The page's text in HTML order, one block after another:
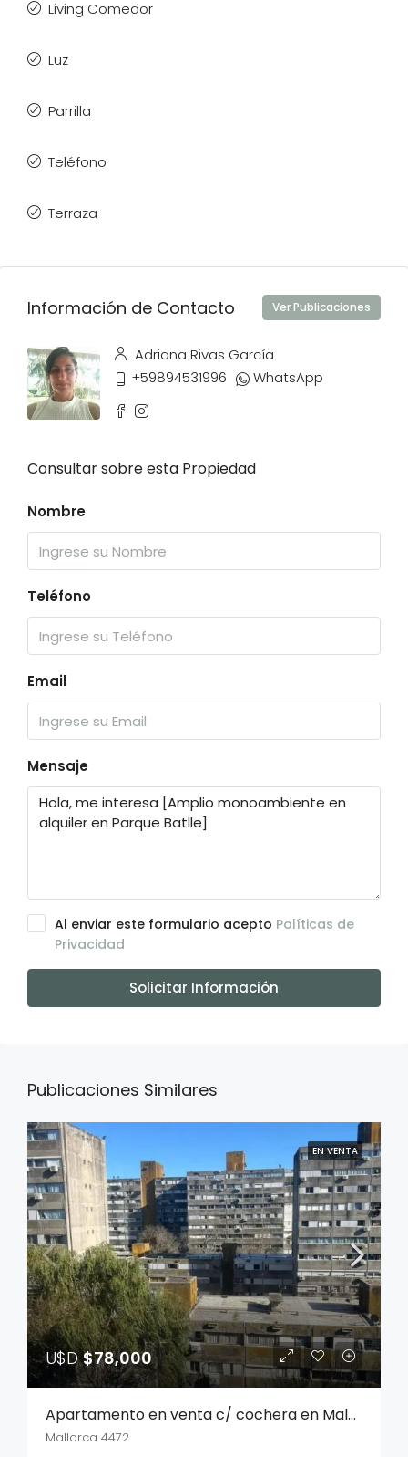
Living Comedor
Luz
Parrilla
Teléfono
Terraza
Información de Contacto Ver Publicaciones
Adriana Rivas García
+59894531996
WhatsApp
Consultar sobre esta Propiedad
Nombre
Teléfono
Email
Mensaje
Al enviar este formulario acepto Políticas de
Privacidad
Solicitar Información
Publicaciones Similares
EN VENTA
U$D$78,000
Apartamento en venta c/ cochera en Malvin Norte
Mallorca 4472